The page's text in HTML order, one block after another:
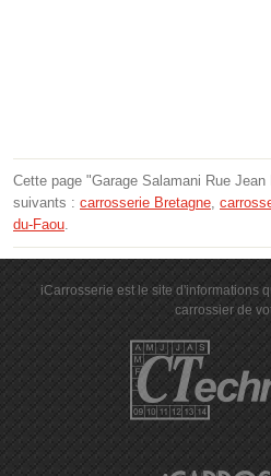
Cette page "Garage Salamani Rue
suivants : carrosserie Bretagne,
du-Faou.
iCarrosserie est le site d'informations
carrossier de